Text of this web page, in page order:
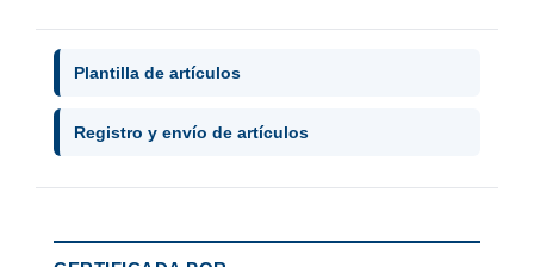
Plantilla de artículos
Registro y envío de artículos